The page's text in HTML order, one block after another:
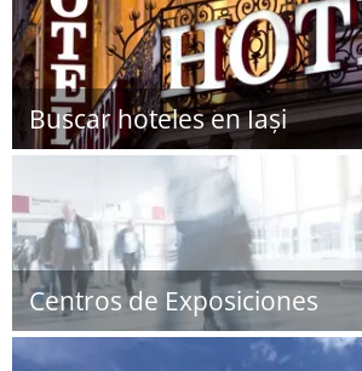
Buscar hoteles en Iași
Centros de Exposiciones